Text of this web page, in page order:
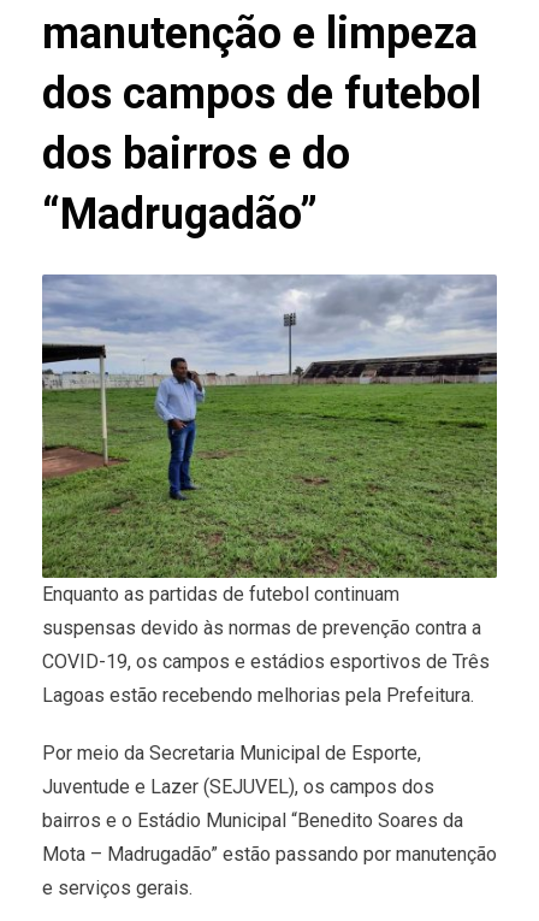
manutenção e limpeza
dos campos de futebol
dos bairros e do
“Madrugadão”
Enquanto as partidas de futebol continuam
suspensas devido às normas de prevenção contra a
COVID-19, os campos e estádios esportivos de Três
Lagoas estão recebendo melhorias pela Prefeitura.
Por meio da Secretaria Municipal de Esporte,
Juventude e Lazer (SEJUVEL), os campos dos
bairros e o Estádio Municipal “Benedito Soares da
Mota – Madrugadão” estão passando por manutenção
e serviços gerais.